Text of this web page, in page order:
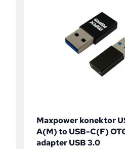
Maxpower konektor
A(M) to USB-C(F)
adapter USB 3.0